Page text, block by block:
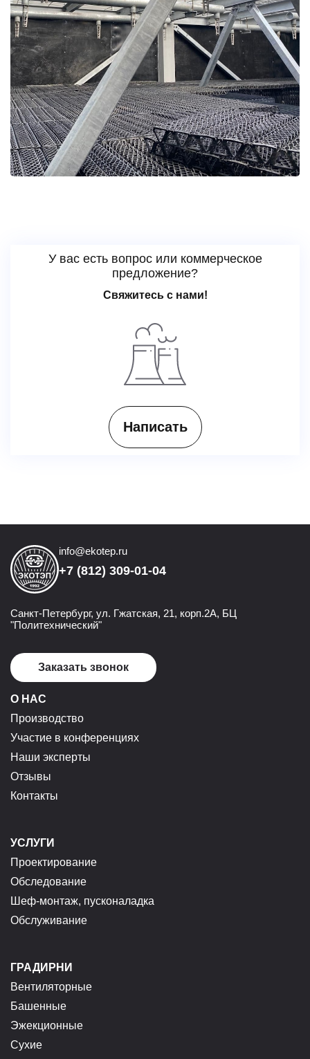
У вас есть вопрос или коммерческое
предложение?
Свяжитесь с нами!
Написать
info@ekotep.ru
+7 (812) 309-01-04
Санкт-Петербург, ул. Гжатская, 21, корп.2А, БЦ
"Политехнический"
Заказать звонок
О НАС
Производство
Участие в конференциях
Наши эксперты
Отзывы
Контакты
УСЛУГИ
Проектирование
Обследование
Шеф-монтаж, пусконаладка
Обслуживание
ГРАДИРНИ
Вентиляторные
Башенные
Эжекционные
Сухие